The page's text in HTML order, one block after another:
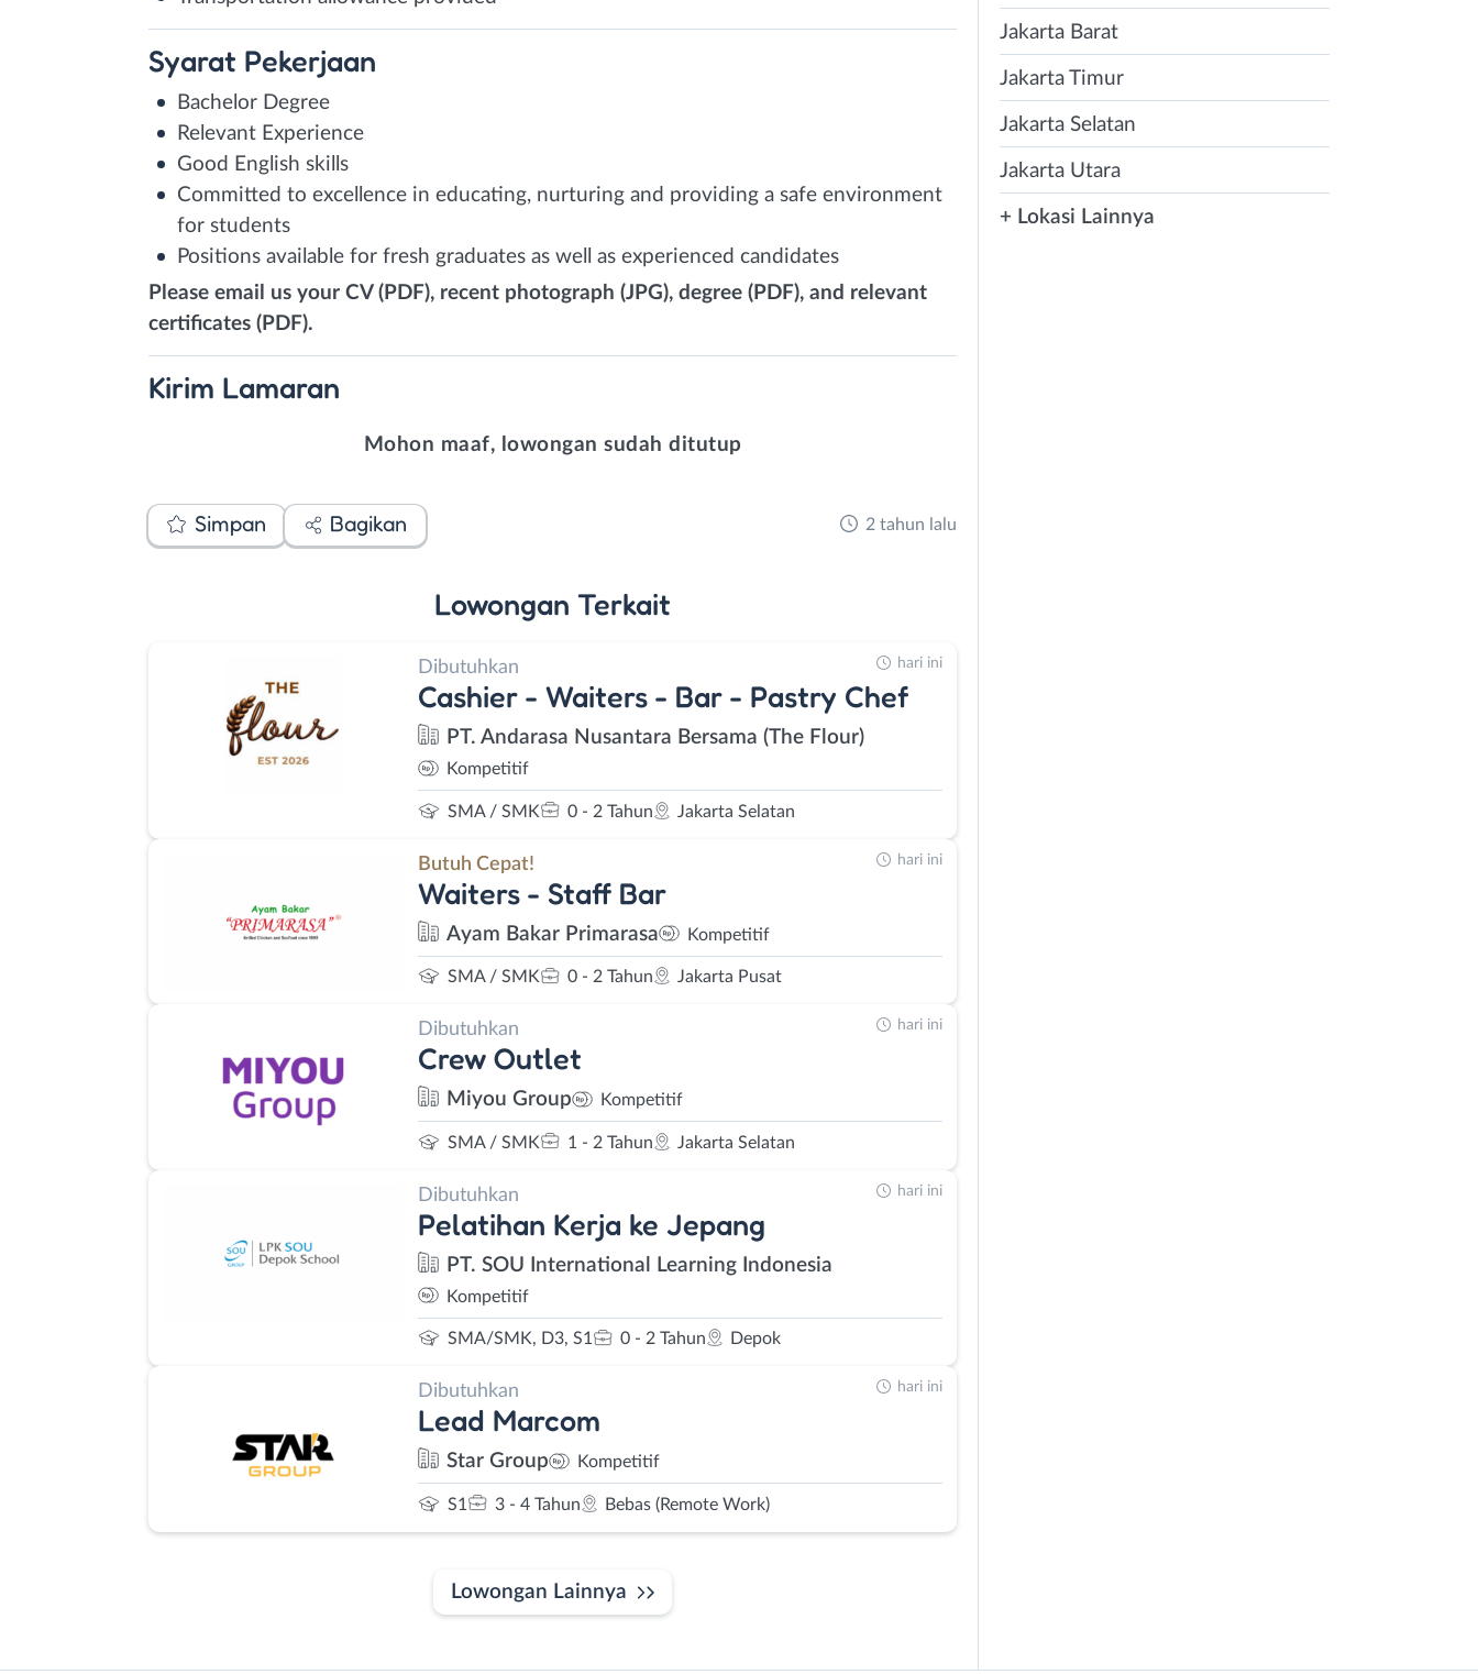
Syarat Pekerjaan
Bachelor Degree
Relevant Experience
Good English skills
Committed to excellence in educating, nurturing and providing a safe environment
for students
Positions available for fresh graduates as well as experienced candidates
Please email us your CV (PDF), recent photograph (JPG), degree (PDF), and relevant
certificates (PDF).
Kirim Lamaran
Mohon maaf, lowongan sudah ditutup
Simpan Bagikan 2 tahun lalu
Lowongan Terkait
Dibutuhkan
Cashier - Waiters - Bar - Pastry Chef
PT. Andarasa Nusantara Bersama (The Flour)
Kompetitif
SMA / SMK 0 - 2 Tahun Jakarta Selatan
hari ini
Butuh Cepat!
Waiters - Staff Bar
Ayam Bakar Primarasa Kompetitif
SMA / SMK 0 - 2 Tahun Jakarta Pusat
hari ini
Dibutuhkan
Crew Outlet
Miyou Group Kompetitif
SMA / SMK 1 - 2 Tahun Jakarta Selatan
hari ini
Dibutuhkan
Pelatihan Kerja ke Jepang
PT. SOU International Learning Indonesia
Kompetitif
SMA/SMK, D3, S1 0 - 2 Tahun Depok
hari ini
Dibutuhkan
Lead Marcom
Star Group Kompetitif
S1 3 - 4 Tahun Bebas (Remote Work)
hari ini
Lowongan Lainnya
Jakarta Barat
Jakarta Timur
Jakarta Selatan
Jakarta Utara
+ Lokasi Lainnya